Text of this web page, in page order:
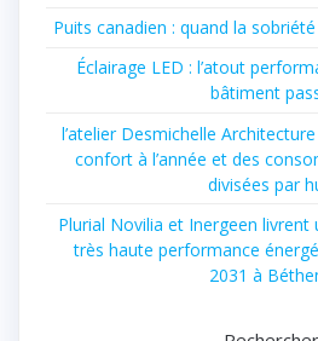
Puits canadien : quand la
Éclairage LED : l’atout
bâtiment
l’atelier Desmichelle
confort à l’année et des
divisées par
Plurial Novilia et Inergeen
très haute performance
2031 à